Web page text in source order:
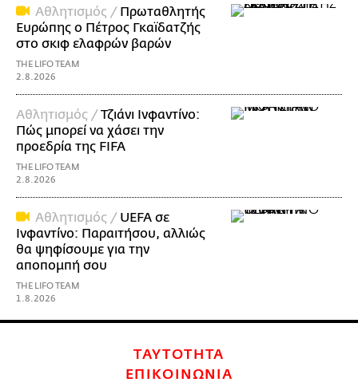
Αθλητισμός / Πρωταθλητής
Ευρώπης ο Πέτρος Γκαϊδατζής
στο σκιφ ελαφρών βαρών
THE LIFO TEAM
2.8.2026
Αθλητισμός /Τζιάνι Ινφαντίνο:
Πώς μπορεί να χάσει την
προεδρία της FIFA
THE LIFO TEAM
2.8.2026
Αθλητισμός / UEFA σε
Ινφαντίνο: Παραιτήσου, αλλιώς
θα ψηφίσουμε για την
αποπομπή σου
THE LIFO TEAM
1.8.2026
ΤΑΥΤΟΤΗΤΑ
ΕΠΙΚΟΙΝΩΝΙΑ